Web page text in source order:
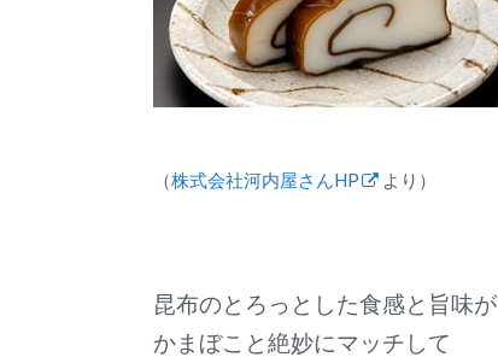
（株式会社河内屋さんHP より）
昆布のとろっとした食感と旨味が
かまぼこと絶妙にマッチして